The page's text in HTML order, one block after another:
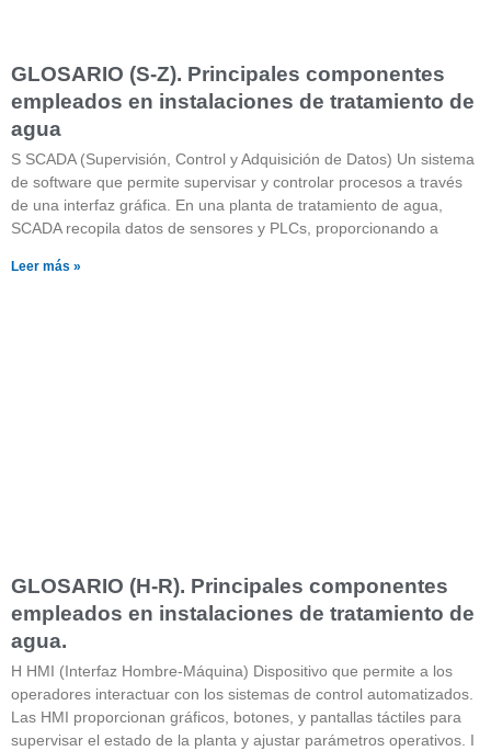
GLOSARIO (S-Z). Principales componentes
empleados en instalaciones de tratamiento de
agua
S SCADA (Supervisión, Control y Adquisición de Datos) Un sistema
de software que permite supervisar y controlar procesos a través
de una interfaz gráfica. En una planta de tratamiento de agua,
SCADA recopila datos de sensores y PLCs, proporcionando a
Leer más »
GLOSARIO (H-R). Principales componentes
empleados en instalaciones de tratamiento de
agua.
H HMI (Interfaz Hombre-Máquina) Dispositivo que permite a los
operadores interactuar con los sistemas de control automatizados.
Las HMI proporcionan gráficos, botones, y pantallas táctiles para
supervisar el estado de la planta y ajustar parámetros operativos. I